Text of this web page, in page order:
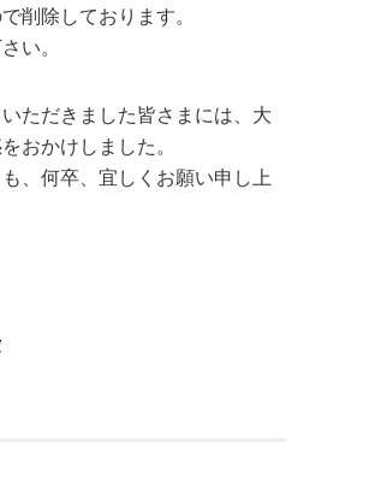
削除しております。
い。
ただきました皆さまには、大
おかけしました。
、何卒、宜しくお願い申し上